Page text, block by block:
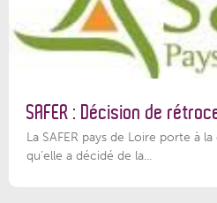
SAFER : Décision de
La SAFER pays de Loire porte à
qu’elle a décidé de la...